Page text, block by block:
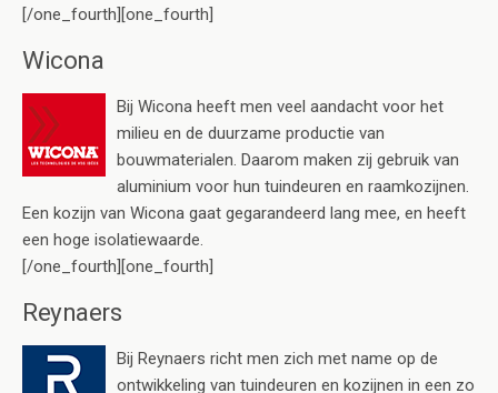
[/one_fourth][one_fourth]
Wicona
Bij Wicona heeft men veel aandacht voor het
milieu en de duurzame productie van
bouwmaterialen. Daarom maken zij gebruik van
aluminium voor hun tuindeuren en raamkozijnen.
Een kozijn van Wicona gaat gegarandeerd lang mee, en heeft
een hoge isolatiewaarde.
[/one_fourth][one_fourth]
Reynaers
Bij Reynaers richt men zich met name op de
ontwikkeling van tuindeuren en kozijnen in een zo